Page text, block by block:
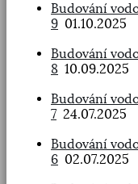
Budování
9 01.10.2025
Budování
8 10.09.2025
Budování
7 24.07.2025
Budování
6 02.07.2025